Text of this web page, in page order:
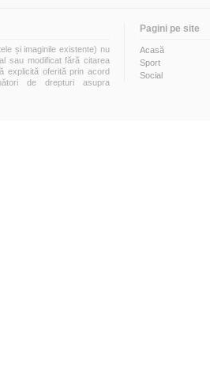
și imaginile existente) nu
sau modificat fără citarea
explicită oferită prin acord
de drepturi asupra
Pagini pe site
Acasă
Sport
Social